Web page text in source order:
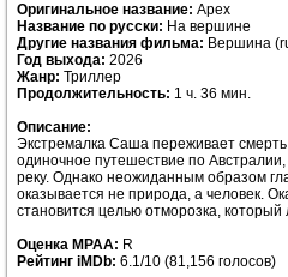
Оригинальное название: Apex
Название по русски: На вершине
Другие названия фильма: Вершина
Год выхода: 2026
Жанр: Триллер
Продолжительность: 1 ч. 36 мин.
Описание:
Экстремалка Саша переживает смерть
одиночное путешествие по
реку. Однако неожиданным образом
оказывается не природа, а человек.
становится целью отморозка,
Оценка MPAA: R
Рейтинг iMDb: 6.1/10 (81,156 голосов)